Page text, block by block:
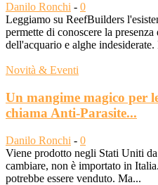
Danilo Ronchi - 0
Leggiamo su ReefBuilders
permette di conoscere la
dell'acquario e alghe
Novità & Eventi
Un mangime magico per
chiama Anti-Parasite...
Danilo Ronchi - 0
Viene prodotto negli Stati Uniti
cambiare, non è importato in
potrebbe essere venduto. Ma...